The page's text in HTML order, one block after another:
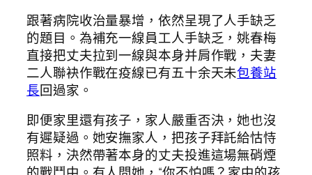
跟著病院收治量暴增，依然呈現了人手缺乏
的題目。為補充一線員工人手缺乏，姚春梅
直接把丈夫拉到一線與本身并肩作戰，夫妻
二人聯袂作戰在疫線已有五十余天未包養站
長回過家。
即便家里還有孩子，家人嚴重否決，她也沒
有遲疑過。她安撫家人，把孩子拜託給怙恃
照料，決然帶著本身的丈夫投進這場無硝煙